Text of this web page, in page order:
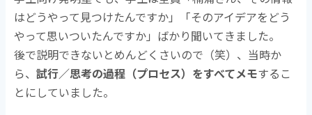
はどうやって見つけたんですか」「そのアイデアをどう
やって思いついたんですか」ばかり聞いてきました。
後で説明できないとめんどくさいので（笑）、当時か
ら、試行／思考の過程（プロセス）をすべてメモするこ
とにしていました。